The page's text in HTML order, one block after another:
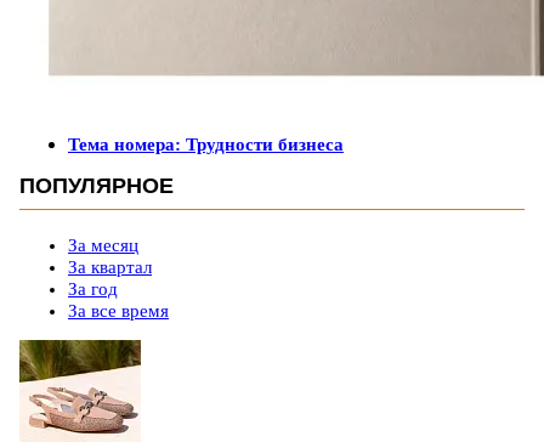
Тема номера: Трудности бизнеса
ПОПУЛЯРНОЕ
За месяц
За квартал
За год
За все время